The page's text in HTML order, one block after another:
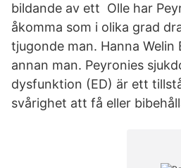
bildande av ett Olle har
åkomma som i olika grad
tjugonde man. Hanna Welin
annan man. Peyronies
dysfunktion (ED) är ett
svårighet att få eller